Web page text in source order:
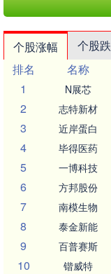
个股涨幅 个股
排名
名称
1
N展芯
2 志特新材
3 近岸蛋白
4 毕得医药
5 一博科技
6 方邦股份
7 南模生物
8 泰金新能
9 百普赛斯
10 锴威特